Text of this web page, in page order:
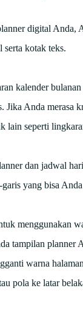
digital Anda,
serta kotak teks.
kalender
Jika Anda merasa
lain seperti
dan jadwal
yang bisa
menggunakan
tampilan planner
warna
pola ke latar